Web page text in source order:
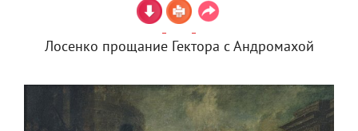
Лосенко прощание Гектора с Андромахой